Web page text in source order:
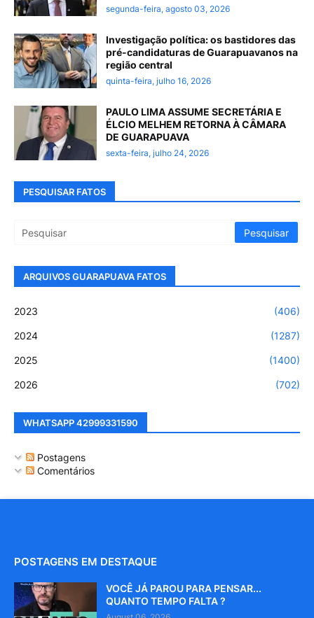
segunda-feira, agosto 03, 2026
Investigação política: os bastidores das
pré-candidaturas de Guarapuavanos na
região central
quinta-feira, julho 16, 2026
PAULO LIMA ASSUME SECRETÁRIA E
ÉLCIO MELHEM RETORNA À CÂMARA
DE GUARAPUAVA
sexta-feira, julho 24, 2026
PESQUISAR FATOS
ARQUIVOS GUARAPUAVA FATOS
2023 (406)
2024 (1287)
2025 (1400)
2026 (702)
WHATSAPP 42999331590
Postagens
Comentários
POSTAGENS EM DESTAQUE
VOCÊ JÁ PAROU PARA PENSAR...
QUANTO TEMPO FALTA ?